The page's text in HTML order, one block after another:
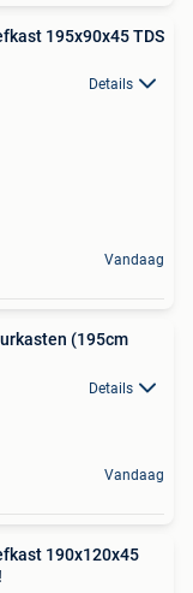
195x90x45 TDS
Details
Vandaag
(195cm
Details
Vandaag
190x120x45